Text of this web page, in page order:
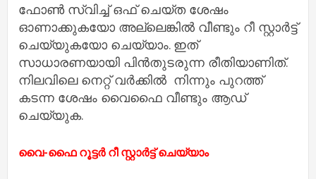
ഫോണ്‍ സ്വിച്ച്‌ ഒഫ് ചെയ്ത ശേഷം
ഓണാക്കുകയോ അല്ലെങ്കില്‍ വീണ്ടും റീ സ്റ്റാര്‍ട്ട്
ചെയ്യുകയോ ചെയ്യാം. ഇത്
സാധാരണയായി പിന്‍തുടരുന്ന രീതിയാണിത്.
നിലവിലെ നെറ്റ് വർക്കിൽ നിന്നും പുറത്ത്
കടന്ന ശേഷം വൈഫൈ വീണ്ടും ആഡ്
ചെയ്യുക.
വൈ-ഫൈ റൂട്ടര്‍ റീ സ്റ്റാര്‍ട്ട് ചെയ്യാം